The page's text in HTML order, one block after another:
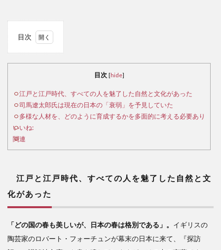
目次
時
代、
すべ
人を
魅了
と文
あっ
た
2
司
馬遼
目次 [hide]
江戸と江戸時代、すべての人を魅了した自然と文化があった
司馬遼太郎氏は現在の日本の「衰弱」を予見していた
多様な人材を、どのように育成するかを多面的に考える必要あり
いいね:
関連
江戸と江戸時代、すべての人を魅了した自然と文
化があった
「どの国の春も美しいが、日本の春は格別である」。 イギリスの
陶芸家のロバート・フォーチュンが幕末の日本に来て、『探訪